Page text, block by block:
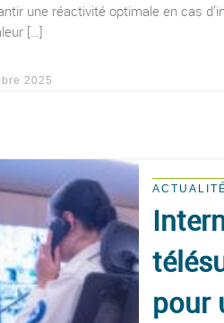
une réactivité optimale en cas
[…]
2025
pour